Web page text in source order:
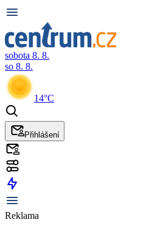
sobota 8. 8.
so 8. 8.
14°C
Přihlášení
Reklama